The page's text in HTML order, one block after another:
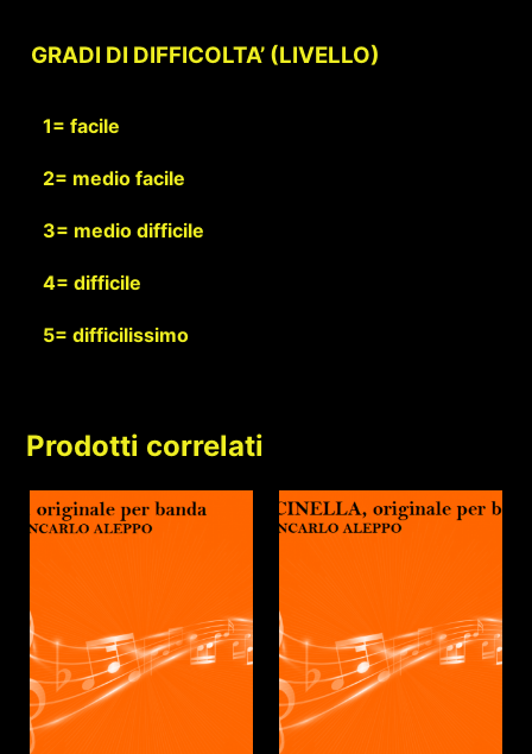
GRADI DI DIFFICOLTA’ (LIVELLO)
1= facile
2= medio facile
3= medio difficile
4= difficile
5= difficilissimo
Prodotti correlati